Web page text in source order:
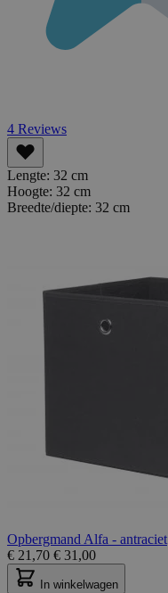
4 Reviews
Lengte: 32 cm
Hoogte: 32 cm
Breedte/diepte: 32 cm
Opbergmand Alfa - antraciet
€ 21,70 € 31,00
In winkelwagen